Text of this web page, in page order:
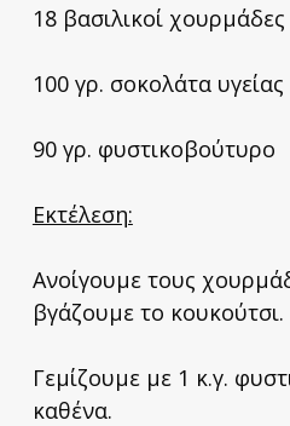
18 βασιλικοί χουρμάδες
100 γρ. σοκολάτα υγείας
90 γρ. φυστικοβούτυρο
Εκτέλεση:
Ανοίγουμε τους
βγάζουμε το κουκούτσι.
Γεμίζουμε με 1 κ.γ.
καθένα.